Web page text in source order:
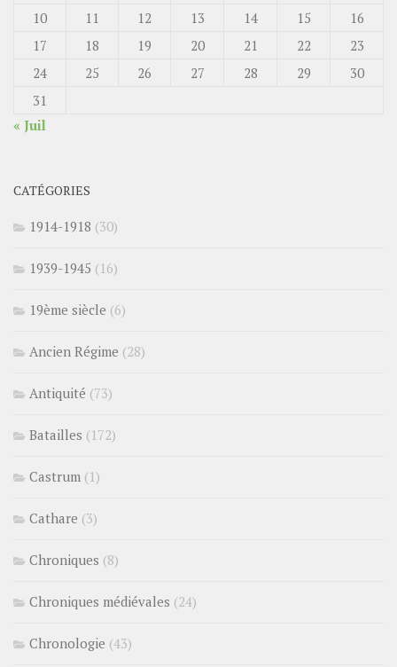
10
11 12 13 14 15
16
17
18 19 20 21 22
23
24
25 26 27 28 29
30
31
« Juil
CATÉGORIES
1914-1918 (30)
1939-1945 (16)
19ème siècle (6)
Ancien Régime (28)
Antiquité (73)
Batailles (172)
Castrum (1)
Cathare (3)
Chroniques (8)
Chroniques médiévales (24)
Chronologie (43)